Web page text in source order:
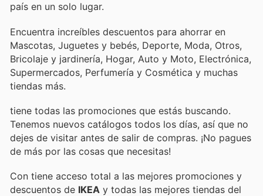
país en un solo lugar.
Encuentra increíbles descuentos para ahorrar en
Mascotas, Juguetes y bebés, Deporte, Moda, Otros,
Bricolaje y jardinería, Hogar, Auto y Moto, Electrónica,
Supermercados, Perfumería y Cosmética y muchas
tiendas más.
tiene todas las promociones que estás buscando.
Tenemos nuevos catálogos todos los días, así que no
dejes de visitar antes de salir de compras. ¡No pagues
de más por las cosas que necesitas!
Con tiene acceso total a las mejores promociones y
descuentos de IKEA y todas las mejores tiendas del